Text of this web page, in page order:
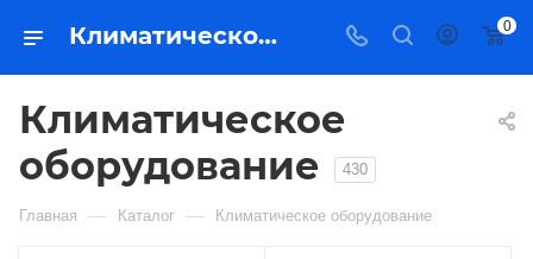
Климатическое оборудование – купить в Якутске | Магазин Востоктехторг 0
Климатическое
оборудование
430
Главная — Каталог — Климатическое оборудование